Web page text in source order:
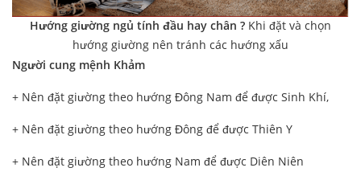
Hướng giường ngủ tính đầu hay chân ? Khi đặt và chọn
hướng giường nên tránh các hướng xấu
Người cung mệnh Khảm
+ Nên đặt giường theo hướng Đông Nam để được Sinh Khí,
+ Nên đặt giường theo hướng Đông để được Thiên Y
+ Nên đặt giường theo hướng Nam để được Diên Niên